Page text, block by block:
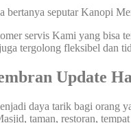
seputar Kanopi
servis Kami yang bisa
tergolong fleksibel dan
Update
daya tarik bagi orang
taman, restoran,